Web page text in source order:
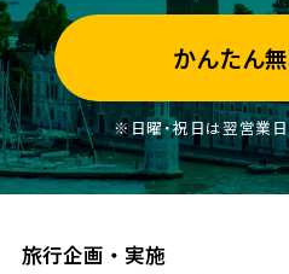
かんたん
※日曜・祝日は翌営業
旅行企画・実施